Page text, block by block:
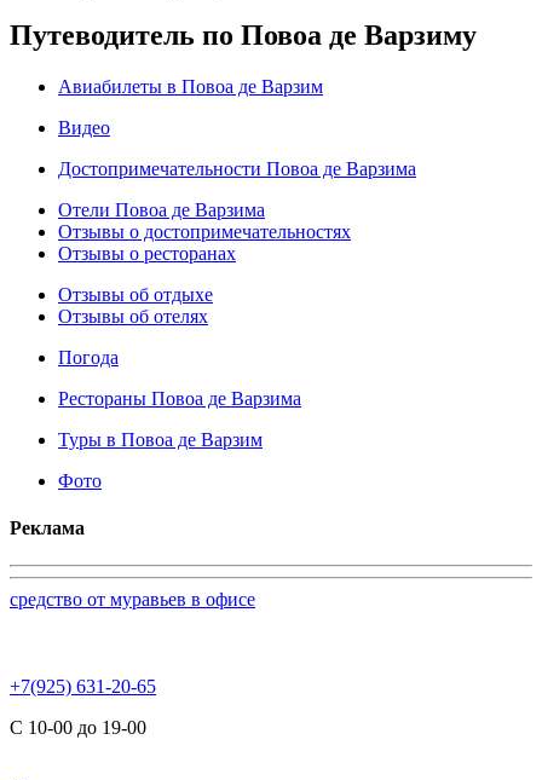
Путеводитель по Повоа де Варзиму
Авиабилеты в Повоа де Варзим
Видео
Достопримечательности Повоа де Варзима
Отели Повоа де Варзима
Отзывы о достопримечательностях
Отзывы о ресторанах
Отзывы об отдыхе
Отзывы об отелях
Погода
Рестораны Повоа де Варзима
Туры в Повоа де Варзим
Фото
Реклама
средство от муравьев в офисе
+7(925) 631-20-65
С 10-00 до 19-00